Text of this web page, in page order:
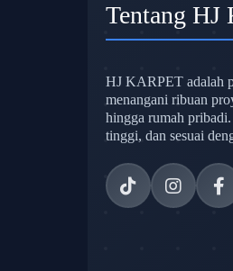
Tentang HJ
HJ KARPET adalah
menangani ribuan
hingga rumah
tinggi, dan sesuai